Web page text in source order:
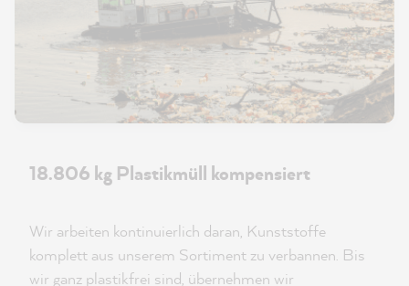
18.806 kg Plastikmüll kompensiert
Wir arbeiten kontinuierlich daran, Kunststoffe
komplett aus unserem Sortiment zu verbannen. Bis
wir ganz plastikfrei sind, übernehmen wir